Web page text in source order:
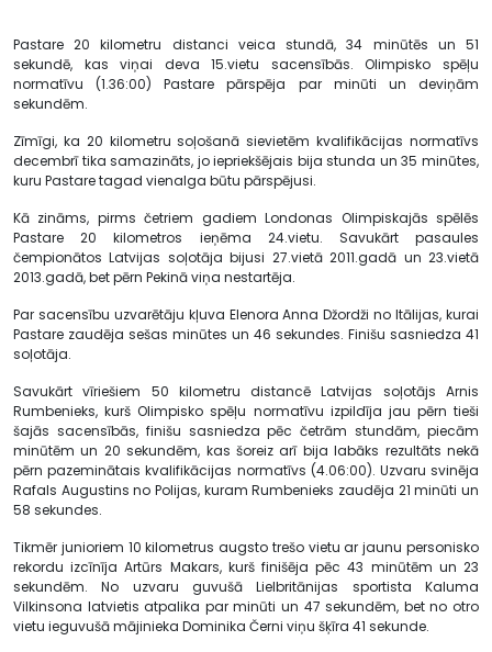
Pastare 20 kilometru distanci veica stundā, 34 minūtēs un 51
sekundē, kas viņai deva 15.vietu sacensībās. Olimpisko spēļu
normatīvu (1.36:00) Pastare pārspēja par minūti un deviņām
sekundēm.
Zīmīgi, ka 20 kilometru soļošanā sievietēm kvalifikācijas normatīvs
decembrī tika samazināts, jo iepriekšējais bija stunda un 35 minūtes,
kuru Pastare tagad vienalga būtu pārspējusi.
Kā zināms, pirms četriem gadiem Londonas Olimpiskajās spēlēs
Pastare 20 kilometros ieņēma 24.vietu. Savukārt pasaules
čempionātos Latvijas soļotāja bijusi 27.vietā 2011.gadā un 23.vietā
2013.gadā, bet pērn Pekinā viņa nestartēja.
Par sacensību uzvarētāju kļuva Elenora Anna Džordži no Itālijas, kurai
Pastare zaudēja sešas minūtes un 46 sekundes. Finišu sasniedza 41
soļotāja.
Savukārt vīriešiem 50 kilometru distancē Latvijas soļotājs Arnis
Rumbenieks, kurš Olimpisko spēļu normatīvu izpildīja jau pērn tieši
šajās sacensībās, finišu sasniedza pēc četrām stundām, piecām
minūtēm un 20 sekundēm, kas šoreiz arī bija labāks rezultāts nekā
pērn pazeminātais kvalifikācijas normatīvs (4.06:00). Uzvaru svinēja
Rafals Augustins no Polijas, kuram Rumbenieks zaudēja 21 minūti un
58 sekundes.
Tikmēr junioriem 10 kilometrus augsto trešo vietu ar jaunu personisko
rekordu izcīnīja Artūrs Makars, kurš finišēja pēc 43 minūtēm un 23
sekundēm. No uzvaru guvušā Lielbritānijas sportista Kaluma
Vilkinsona latvietis atpalika par minūti un 47 sekundēm, bet no otro
vietu ieguvušā mājinieka Dominika Černi viņu šķīra 41 sekunde.